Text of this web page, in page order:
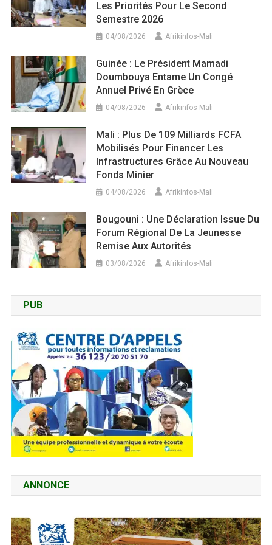
Les Priorités Pour Le Second
Semestre 2026
04/08/2026 Afrikinfos-Mali
Guinée : Le Président Mamadi
Doumbouya Entame Un Congé
Annuel Privé En Grèce
04/08/2026 Afrikinfos-Mali
Mali : Plus De 109 Milliards FCFA
Mobilisés Pour Financer Les
Infrastructures Grâce Au Nouveau
Fonds Minier
04/08/2026 Afrikinfos-Mali
Bougouni : Une Déclaration Issue Du
Forum Régional De La Jeunesse
Remise Aux Autorités
03/08/2026 Afrikinfos-Mali
PUB
ANNONCE